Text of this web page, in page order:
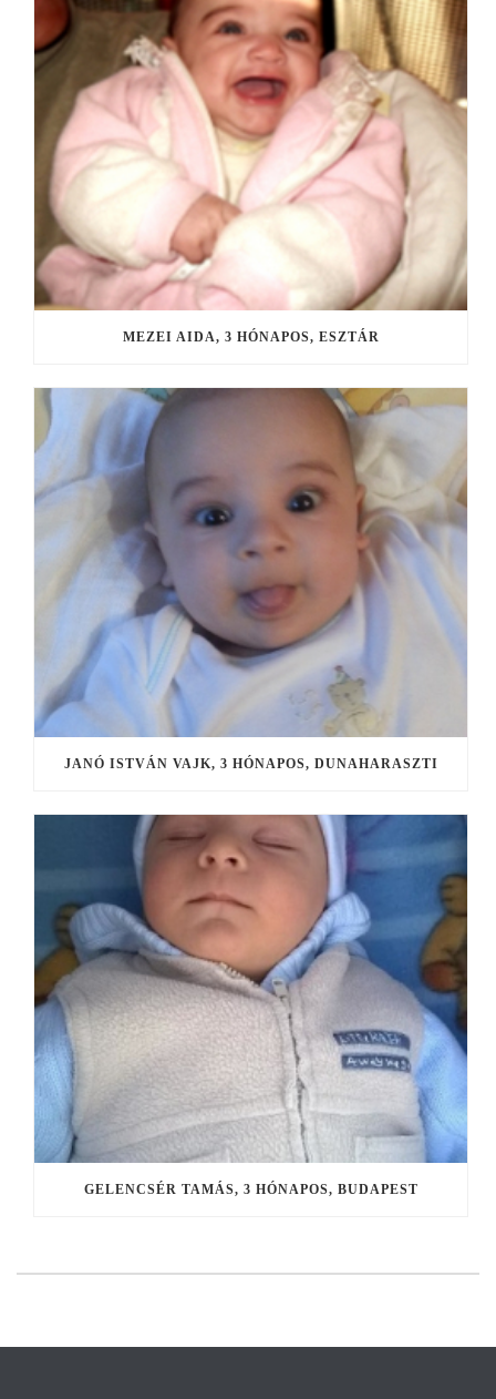
MEZEI AIDA, 3 HÓNAPOS, ESZTÁR
JANÓ ISTVÁN VAJK, 3 HÓNAPOS, DUNAHARASZTI
GELENCSÉR TAMÁS, 3 HÓNAPOS, BUDAPEST